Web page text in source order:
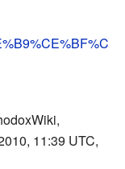
11:39 UTC,